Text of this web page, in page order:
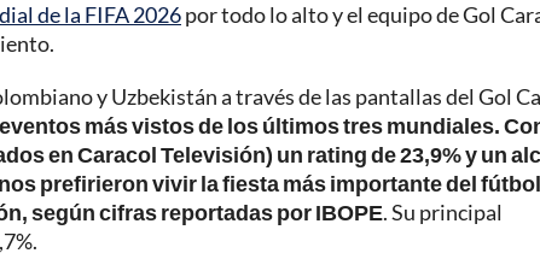
de la FIFA 2026por todo lo alto y el equipo de Gol
y Uzbekistán a través de las pantallas del Gol
más vistos de los últimos tres mundiales.
en Caracol Televisión) un rating de 23,9% y un
prefirieron vivir la fiesta más importante del
según cifras reportadas por IBOPE. Su principal